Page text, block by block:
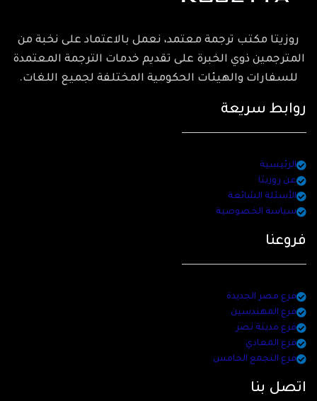
روزيتا مكتب ترجمة معتمد، نعمل بالاعتماد على نخبة من
المترجمين ذوي الخبرة على تقديم خدمات الترجمة المعتمدة
للسفارات والهيئات الحكومية المختلفة لجميع اللغات.
روابط سريعة
الرئيسية
عن روزيتا
الأسئلة الشائعة
سياسة الخصوصية
فروعنا
فرع مصر الجديدة
فرع المهندسين
فرع مدينة نصر
فرع المعادي
فرع التجمع الخامس
اتصل بنا